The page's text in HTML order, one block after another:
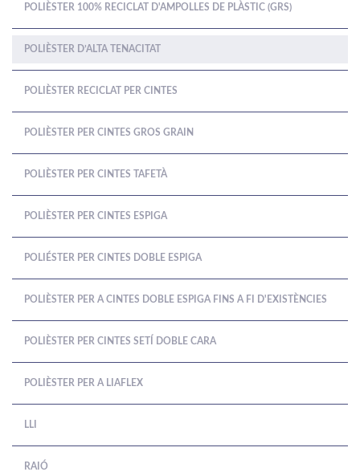
POLIÈSTER 100% RECICLAT D'AMPOLLES DE PLÀSTIC (GRS)
POLIÈSTER D’ALTA TENACITAT
POLIÈSTER RECICLAT PER CINTES
POLIÈSTER PER CINTES GROS GRAIN
POLIÈSTER PER CINTES TAFETÀ
POLIÈSTER PER CINTES ESPIGA
POLIÉSTER PER CINTES DOBLE ESPIGA
POLIÈSTER PER A CINTES DOBLE ESPIGA FINS A FI D'EXISTÈNCIES
POLIÈSTER PER CINTES SETÍ DOBLE CARA
POLIÈSTER PER A LIAFLEX
LLI
RAIÓ